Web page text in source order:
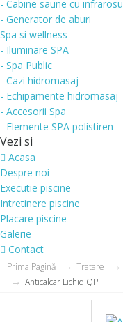
- Cabine saune cu infrarosu
- Generator de aburi
Spa si wellness
- Iluminare SPA
- Spa Public
- Cazi hidromasaj
- Echipamente hidromasaj
- Accesorii Spa
- Elemente SPA polistiren
Vezi si
Acasa
Despre noi
Executie piscine
Intretinere piscine
Placare piscine
Galerie
Contact
Prima Pagină Tratare
Anticalcar Lichid QP